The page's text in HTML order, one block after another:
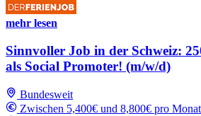
mehr lesen
Sinnvoller Job in der Schweiz:
als Social Promoter! (m/w/d)
Bundesweit
Zwischen 5,400€ und 8,800€ pro Monat